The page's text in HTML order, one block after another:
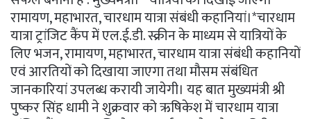
रामायण, महाभारत, चारधाम यात्रा संबंधी कहानियां।*चारधाम
यात्रा ट्रांजिट कैंप में एल.ई.डी. स्क्रीन के माध्यम से यात्रियों के
लिए भजन, रामायण, महाभारत, चारधाम यात्रा संबंधी कहानियों
एवं आरतियों को दिखाया जाएगा तथा मौसम संबंधित
जानकारियां उपलब्ध करायी जायेगी। यह बात मुख्यमंत्री श्री
पुष्कर सिंह धामी ने शुक्रवार को ऋषिकेश में चारधाम यात्रा